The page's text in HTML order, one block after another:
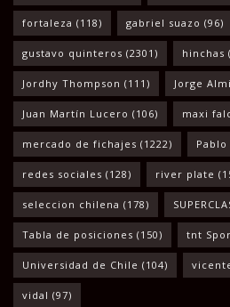
fortaleza (118) gabriel suazo (96)
gustavo quinteros (2301) hinchas
Jordhy Thompson (111) Jorge
Juan Martín Lucero (106) maxi
mercado de fichajes (1222)
redes sociales (128) river plate
seleccion chilena (178)
Tabla de posiciones (150) tnt
Universidad de Chile (104)
vidal (97)